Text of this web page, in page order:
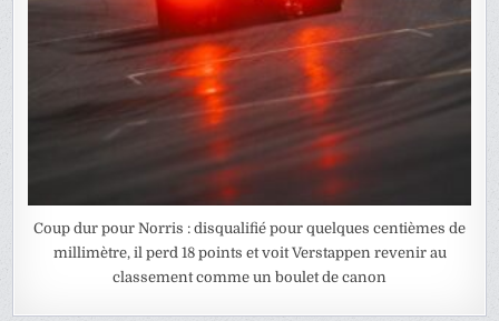
Coup dur pour Norris : disqualifié pour quelques centièmes de
millimètre, il perd 18 points et voit Verstappen revenir au
classement comme un boulet de canon